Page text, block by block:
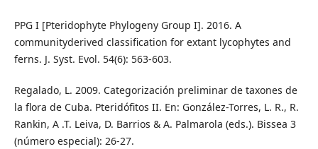
PPG I [Pteridophyte Phylogeny Group I]. 2016. A
communityderived classification for extant lycophytes and
ferns. J. Syst. Evol. 54(6): 563-603.
Regalado, L. 2009. Categorización preliminar de taxones de
la flora de Cuba. Pteridófitos II. En: González-Torres, L. R., R.
Rankin, A .T. Leiva, D. Barrios & A. Palmarola (eds.). Bissea 3
(número especial): 26-27.